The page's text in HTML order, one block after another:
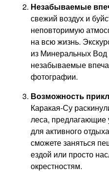
Незабываемые
свежий воздух и
неповторимую
на всю жизнь.
из Минеральных Вод
незабываемые
фотографии.
Возможность
Каракая-Су
леса, предлагающие
для активного
сможете заняться
ездой или просто
окрестностям.